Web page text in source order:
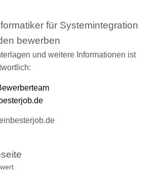
für Systemintegration
bewerben
und weitere Informationen ist